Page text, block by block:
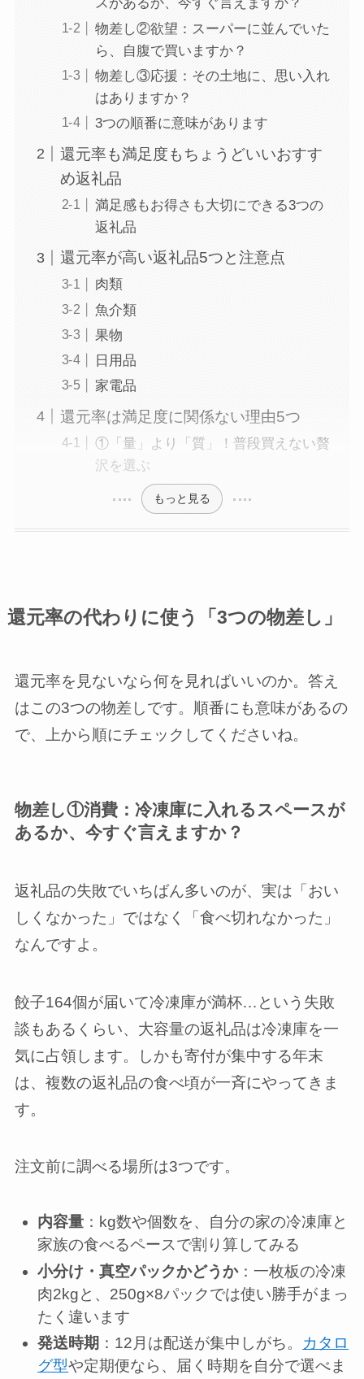
スがあるか、今すぐ言えますか？
物差し②欲望：スーパーに並んでいた
ら、自腹で買いますか？
物差し③応援：その土地に、思い入れ
はありますか？
3つの順番に意味があります
還元率も満足度もちょうどいいおすす
め返礼品
満足感もお得さも大切にできる3つの
返礼品
還元率が高い返礼品5つと注意点
肉類
魚介類
果物
日用品
家電品
還元率は満足度に関係ない理由5つ
①「量」より「質」！普段買えない贅
沢を選ぶ
もっと見る
還元率の代わりに使う「3つの物差し」
還元率を見ないなら何を見ればいいのか。答え
はこの3つの物差しです。順番にも意味があるの
で、上から順にチェックしてくださいね。
物差し①消費：冷凍庫に入れるスペースが
あるか、今すぐ言えますか？
返礼品の失敗でいちばん多いのが、実は「おい
しくなかった」ではなく「食べ切れなかった」
なんですよ。
餃子164個が届いて冷凍庫が満杯…という失敗
談もあるくらい、大容量の返礼品は冷凍庫を一
気に占領します。しかも寄付が集中する年末
は、複数の返礼品の食べ頃が一斉にやってきま
す。
注文前に調べる場所は3つです。
内容量 ：kg数や個数を、自分の家の冷凍庫と
家族の食べるペースで割り算してみる
小分け・真空パックかどうか：一枚板の冷凍
肉2kgと、250g×8パックでは使い勝手がまっ
たく違います
発送時期 ：12月は配送が集中しがち。 カタロ
グ型や定期便なら、届く時期を自分で選べま